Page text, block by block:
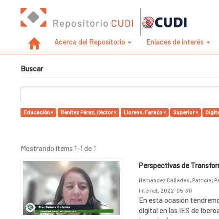
Acerca del Repositorio Enlaces de interés
Buscar
Educación × Benítez Pérez, Héctor × Llorens, Faraón × Superior ×
Mostrando ítems 1-1 de 1
Perspectivas de
Hernández Cañadas, Patricia;
Internet, 2022-05-31)
En esta ocasión
digital en las IES de